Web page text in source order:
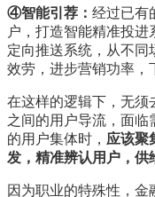
④智能引荐： 经过已有
户，打造智能精准投
定向推送系统，从不同
效劳，进步营销功率，
在这样的逻辑下，无须
之间的用户导流，面
的用户集体时， 应该聚
发，精准辨认用户，供
因为职业的特殊性，